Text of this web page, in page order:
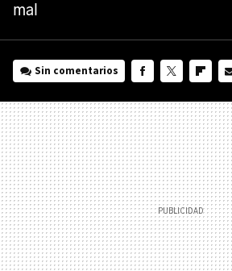
mal
Sin comentarios